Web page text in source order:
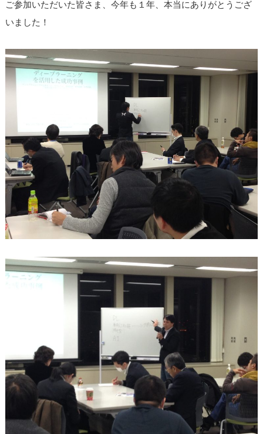
ご参加いただいた皆さま、今年も１年、本当にありがとうござ
いました！